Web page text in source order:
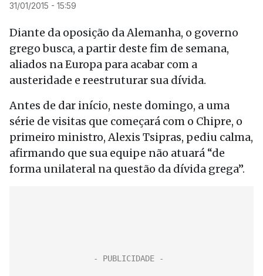
31/01/2015 - 15:59
Diante da oposição da Alemanha, o governo
grego busca, a partir deste fim de semana,
aliados na Europa para acabar com a
austeridade e reestruturar sua dívida.
Antes de dar início, neste domingo, a uma
série de visitas que começará com o Chipre, o
primeiro ministro, Alexis Tsipras, pediu calma,
afirmando que sua equipe não atuará “de
forma unilateral na questão da dívida grega”.